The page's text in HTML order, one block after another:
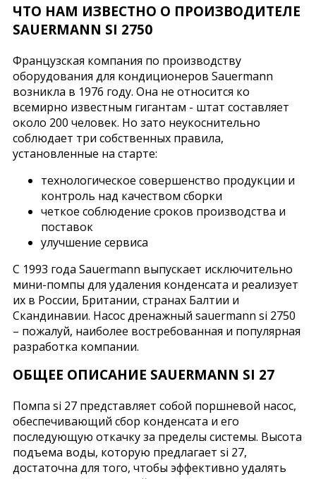
ЧТО НАМ ИЗВЕСТНО О ПРОИЗВОДИТЕЛЕ
SAUERMANN SI 2750
Французская компания по производству
оборудования для кондиционеров Sauermann
возникла в 1976 году. Она не относится ко
всемирно известным гигантам - штат составляет
около 200 человек. Но зато неукоснительно
соблюдает три собственных правила,
установленные на старте:
технологическое совершенство продукции и
контроль над качеством сборки
четкое соблюдение сроков производства и
поставок
улучшение сервиса
С 1993 года Sauermann выпускает исключительно
мини-помпы для удаления конденсата и реализует
их в России, Британии, странах Балтии и
Скандинавии. Насос дренажный sauermann si 2750
– пожалуй, наиболее востребованная и популярная
разработка компании.
ОБЩЕЕ ОПИСАНИЕ SAUERMANN SI 27
Помпа si 27 представляет собой поршневой насос,
обеспечивающий сбор конденсата и его
последующую откачку за пределы системы. Высота
подъема воды, которую предлагает si 27,
достаточна для того, чтобы эффективно удалять